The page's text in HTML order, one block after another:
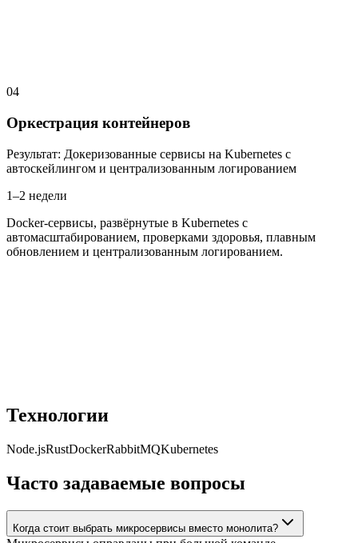
04
Оркестрация контейнеров
Результат: Докеризованные сервисы на Kubernetes с
автоскейлингом и централизованным логированием
1–2 недели
Docker-сервисы, развёрнутые в Kubernetes с
автомасштабированием, проверками здоровья, плавным
обновлением и централизованным логированием.
Технологии
Node.jsRustDockerRabbitMQKubernetes
Часто задаваемые вопросы
Когда стоит выбрать микросервисы вместо монолита?